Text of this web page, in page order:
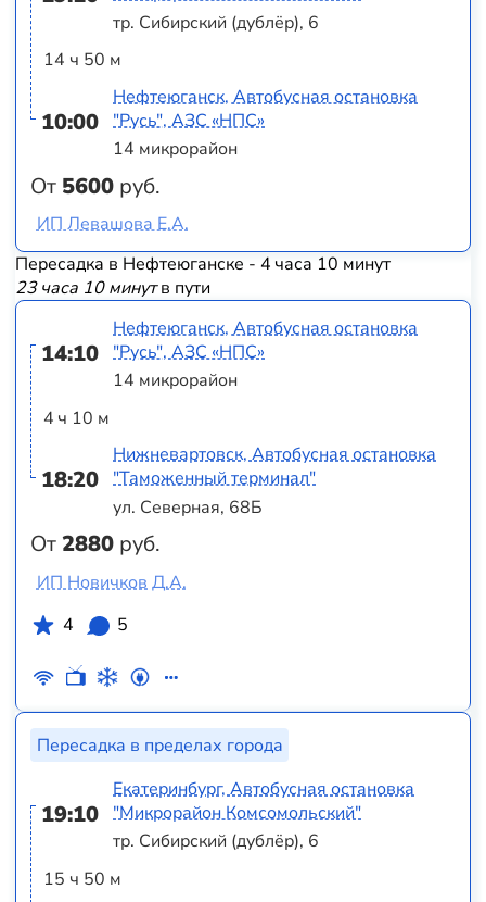
14 ч 50 м
10:00
От 5600 руб.
тр. Сибирский (дублёр), 6
Нефтеюганск, Автобусная остановка
"Русь", АЗС «НПС»
14 микрорайон
ИП Левашова Е.А.
Пересадка в Нефтеюганске - 4 часа 10 минут
23 часа 10 минутв пути
14:10
4 ч 10 м
18:20
От2880 руб.
Нефтеюганск, Автобусная остановка
"Русь", АЗС «НПС»
14 микрорайон
Нижневартовск, Автобусная остановка
"Таможенный терминал"
ул. Северная, 68Б
ИП Новичков Д.А.
4
5
Пересадка в пределах города
19:10
15 ч 50 м
Екатеринбург, Автобусная остановка
"Микрорайон Комсомольский"
тр. Сибирский (дублёр), 6